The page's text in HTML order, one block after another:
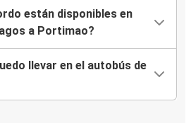
están disponibles en
a Portimao?
llevar en el autobús de